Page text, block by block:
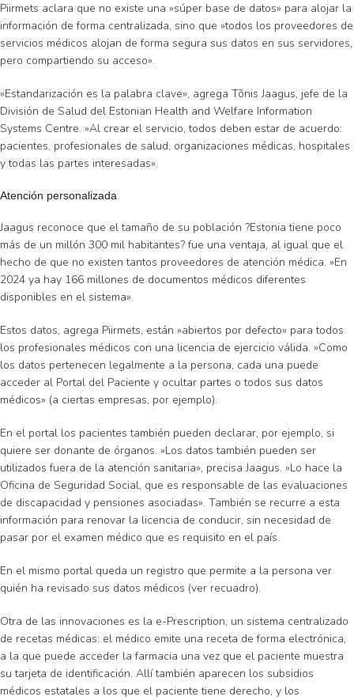
Piirmets aclara que no existe una »súper base de datos» para alojar la
información de forma centralizada, sino que »todos los proveedores de
servicios médicos alojan de forma segura sus datos en sus servidores,
pero compartiendo su acceso».
»Estandarización es la palabra clave», agrega Tõnis Jaagus, jefe de la
División de Salud del Estonian Health and Welfare Information
Systems Centre. »Al crear el servicio, todos deben estar de acuerdo:
pacientes, profesionales de salud, organizaciones médicas, hospitales
y todas las partes interesadas».
Atención personalizada
Jaagus reconoce que el tamaño de su población ?Estonia tiene poco
más de un millón 300 mil habitantes? fue una ventaja, al igual que el
hecho de que no existen tantos proveedores de atención médica. »En
2024 ya hay 166 millones de documentos médicos diferentes
disponibles en el sistema».
Estos datos, agrega Piirmets, están »abiertos por defecto» para todos
los profesionales médicos con una licencia de ejercicio válida. »Como
los datos pertenecen legalmente a la persona, cada una puede
acceder al Portal del Paciente y ocultar partes o todos sus datos
médicos» (a ciertas empresas, por ejemplo).
En el portal los pacientes también pueden declarar, por ejemplo, si
quiere ser donante de órganos. »Los datos también pueden ser
utilizados fuera de la atención sanitaria», precisa Jaagus. »Lo hace la
Oficina de Seguridad Social, que es responsable de las evaluaciones
de discapacidad y pensiones asociadas». También se recurre a esta
información para renovar la licencia de conducir, sin necesidad de
pasar por el examen médico que es requisito en el país.
En el mismo portal queda un registro que permite a la persona ver
quién ha revisado sus datos médicos (ver recuadro).
Otra de las innovaciones es la e-Prescription, un sistema centralizado
de recetas médicas: el médico emite una receta de forma electrónica,
a la que puede acceder la farmacia una vez que el paciente muestra
su tarjeta de identificación. Allí también aparecen los subsidios
médicos estatales a los que el paciente tiene derecho, y los